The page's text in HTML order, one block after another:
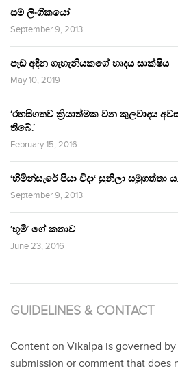
සම ලිංගිකයෝ
September 9, 2013
පෑඩ් අඳින ගැහැනියකගේ හෘදය සාක්ෂිය
May 10, 2019
‘රහසිගතව ක්‍රියාත්මක වන කුලවාදය
තිබේ.’
February 15, 2016
‘හිමින්සැරේ පියා විදා‘ සුනිලා සමුගත්තා ය.
September 9, 2013
‘භූමි’ ගේ කතාව
June 23, 2016
GUIDELINES & CONTACT
Content on Vikalpa is governed
submission or comment that does